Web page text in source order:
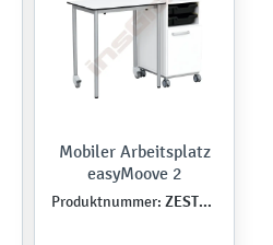
Mobiler Arbeitsplatz
easyMoove 2
Produktnummer: ZEST5519